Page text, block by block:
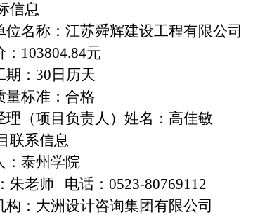
信息
位名称：江苏舜辉建设工程有限公司
103804.84元
： 30 日历天
量标准：合格
理（项目负责人）姓名：高佳敏
联系信息
：泰州学院
朱老师
电话： 0523-80769112
构：大洲设计咨询集团有限公司